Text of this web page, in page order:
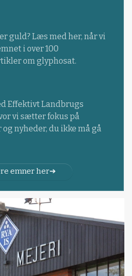
guld? Læs med her, når vi
i over 100
om glyphosat.
Effektivt Landbrugs
vi sætter fokus på
nyheder, du ikke må gå
emner her